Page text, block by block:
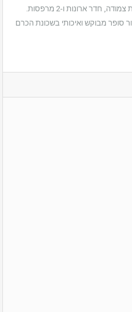
ממ”ד, יחידת הורים מפנקת עם מקלחת צמודה, חדר ארונות ו-2 מרפסות.
סופר מבוקש ואיכותי בשכונת הכרם